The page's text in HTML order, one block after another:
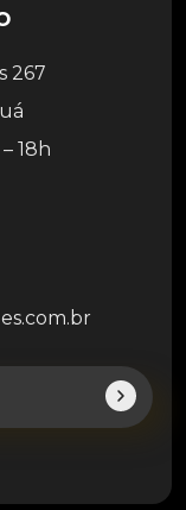
267
18h